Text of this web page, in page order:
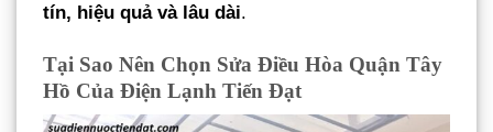
tín, hiệu quả và lâu dài.
Tại Sao Nên Chọn Sửa Điều Hòa Quận Tây
Hồ Của Điện Lạnh Tiến Đạt